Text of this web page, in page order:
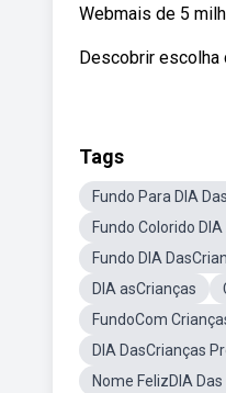
Webmais de 5
Descobrir
Tags
Fundo Para DIA
Fundo Colorido
Fundo DIA
DIA asCrianças
FundoCom
DIA DasCrianças
Nome FelizDIA